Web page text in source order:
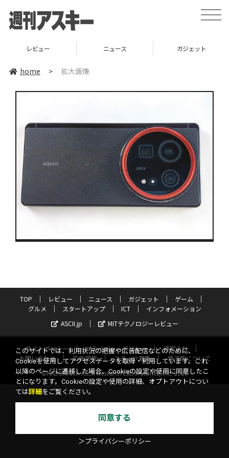
toggle
レビュー ニュース ガジェット
home > 拡大画像
TOP レビュー ニュース ガジェット
ゲーム
グルメ
スタートアップ ICT
インフォメーション
ASCII.jp
MITテクノロジーレビュー
サイトポリシー プライバシーポリシー
運営会社
お問い合わせ
広告掲載 スタッフ募集
電子版について
©KADOKAWA ASCII Research Laboratories, Inc. 2026
このサイトでは、利用状況の把握や広告配信などのために、
Cookieを使用してアクセスデータを取得・利用しています。これ
以降のページに遷移した場合、Cookieの設定や使用に同意したこ
とになります。Cookieの設定や使用の詳細、オプトアウトについ
ては詳細 をご覧ください。
同意する
＞プライバシーポリシー